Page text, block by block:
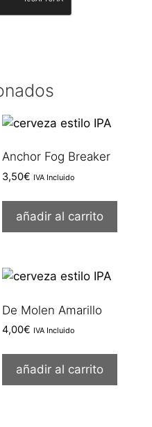
Anchor Fog Breaker
3,50€ IVA Incluido
añadir al carrito
De Molen Amarillo
4,00€ IVA Incluido
añadir al carrito